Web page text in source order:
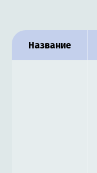
Название